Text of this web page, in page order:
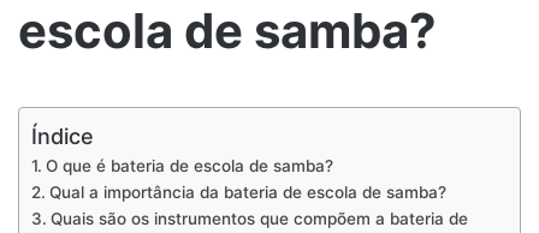
escola de samba?
Índice
O que é bateria de escola de samba?
Qual a importância da bateria de escola de samba?
Quais são os instrumentos que compõem a bateria de